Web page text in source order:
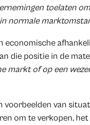
toelaten
normale
economische
die positie in de
markt of op een
voorbeelden van
om te verkopen, het